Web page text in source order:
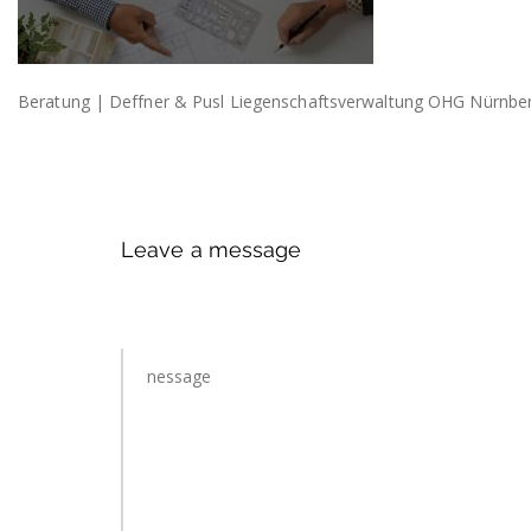
Beratung | Deffner & Pusl Liegenschaftsverwaltung OHG
Leave a message